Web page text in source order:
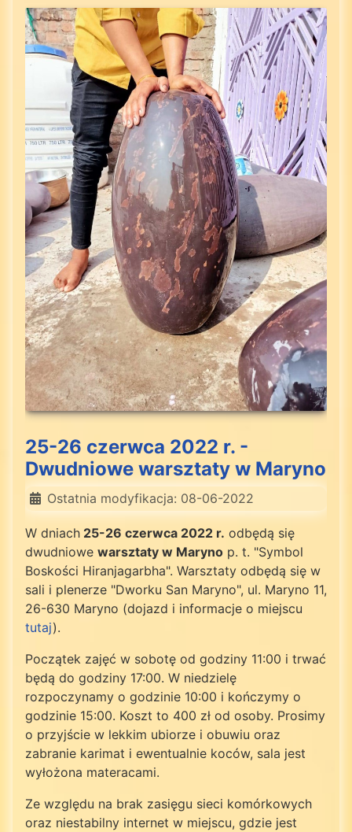
25-26 czerwca 2022 r. -
Dwudniowe warsztaty w Maryno
Ostatnia modyfikacja: 08-06-2022
W dniach 25-26 czerwca 2022 r. odbędą się
dwudniowe warsztaty w Maryno p. t. "Symbol
Boskości Hiranjagarbha". Warsztaty odbędą się w
sali i plenerze "Dworku San Maryno", ul. Maryno 11,
26-630 Maryno (dojazd i informacje o miejscu
tutaj).
Początek zajęć w sobotę od godziny 11:00 i trwać
będą do godziny 17:00. W niedzielę
rozpoczynamy o godzinie 10:00 i kończymy o
godzinie 15:00. Koszt to 400 zł od osoby. Prosimy
o przyjście w lekkim ubiorze i obuwiu oraz
zabranie karimat i ewentualnie koców, sala jest
wyłożona materacami.
Ze względu na brak zasięgu sieci komórkowych
oraz niestabilny internet w miejscu, gdzie jest